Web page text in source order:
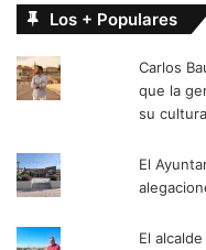
Los + Populares
Carlos
que la
su
El
El